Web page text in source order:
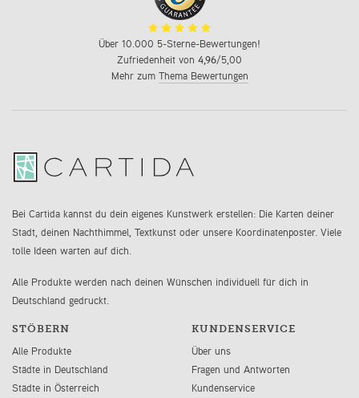
Über 10.000 5-Sterne-Bewertungen!
Zufriedenheit von 4,96/5,00
Mehr zum Thema Bewertungen
Bei Cartida kannst du dein eigenes Kunstwerk erstellen: Die Karten deiner
Stadt, deinen Nachthimmel, Textkunst oder unsere Koordinatenposter. Viele
tolle Ideen warten auf dich.
Alle Produkte werden nach deinen Wünschen individuell für dich in
Deutschland gedruckt.
STÖBERN
Alle Produkte
Städte in Deutschland
Städte in Österreich
KUNDENSERVICE
Über uns
Fragen und Antworten
Kundenservice